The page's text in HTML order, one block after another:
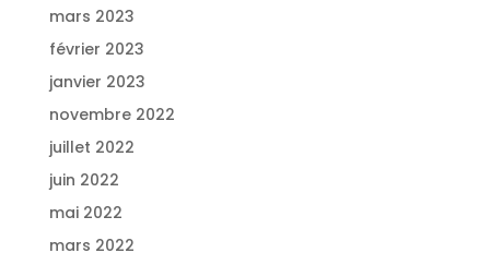
mars 2023
février 2023
janvier 2023
novembre 2022
juillet 2022
juin 2022
mai 2022
mars 2022